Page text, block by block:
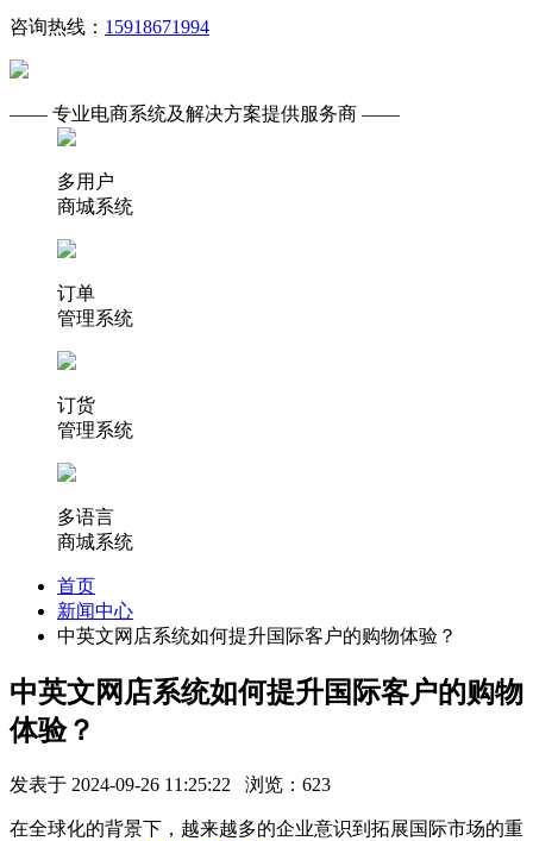
咨询热线： 15918671994
—— 专业电商系统及解决方案提供服务商 ——
多用户
商城系统
订单
管理系统
订货
管理系统
多语言
商城系统
首页
新闻中心
中英文网店系统如何提升国际客户的购物体验？
中英文网店系统如何提升国际客户的购物
体验？
发表于 2024-09-26 11:25:22 浏览：623
在全球化的背景下，越来越多的企业意识到拓展国际市场的重